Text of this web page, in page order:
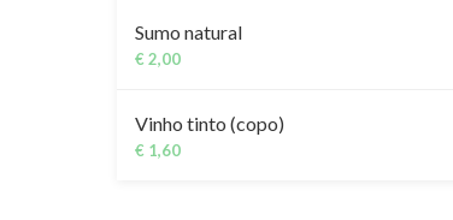
Sumo natural
€ 2,00
Vinho tinto (copo)
€ 1,60